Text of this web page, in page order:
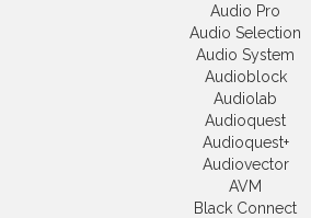
Audio Pro
Audio Selection
Audio System
Audioblock
Audiolab
Audioquest
Audioquest+
Audiovector
AVM
Black Connect